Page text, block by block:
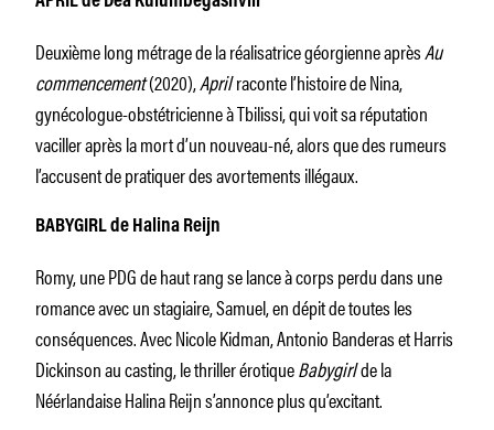
Deuxième long métrage de la réalisatrice géorgienne aprèsAu
commencement(2020),Aprilraconte l’histoire de Nina,
gynécologue-obstétricienne à Tbilissi, qui voit sa réputation
vaciller après la mort d’un nouveau-né, alors que des rumeurs
l’accusent de pratiquer des avortements illégaux.
BABYGIRL de Halina Reijn
Romy, une PDG de haut rang se lance à corps perdu dans une
romance avec un stagiaire, Samuel, en dépit de toutes les
conséquences. Avec Nicole Kidman, Antonio Banderas et Harris
Dickinson au casting, le thriller érotiqueBabygirlde la
Néérlandaise Halina Reijn s’annonce plus qu’excitant.